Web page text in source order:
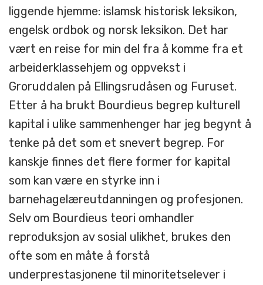
liggende hjemme: islamsk historisk leksikon,
engelsk ordbok og norsk leksikon. Det har
vært en reise for min del fra å komme fra et
arbeiderklassehjem og oppvekst i
Groruddalen på Ellingsrudåsen og Furuset.
Etter å ha brukt Bourdieus begrep kulturell
kapital i ulike sammenhenger har jeg begynt å
tenke på det som et snevert begrep. For
kanskje finnes det flere former for kapital
som kan være en styrke inn i
barnehagelæreutdanningen og profesjonen.
Selv om Bourdieus teori omhandler
reproduksjon av sosial ulikhet, brukes den
ofte som en måte å forstå
underprestasjonene til minoritetselever i